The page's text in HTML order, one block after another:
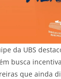
da UBS
busca
que ainda